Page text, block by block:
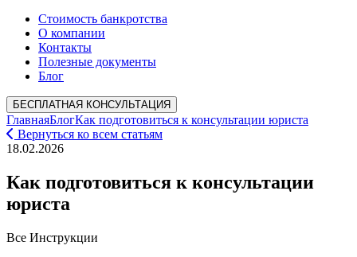
Стоимость банкротства
О компании
Контакты
Полезные документы
Блог
БЕСПЛАТНАЯ КОНСУЛЬТАЦИЯ
ГлавнаяБлогКак подготовиться к консультации юриста
Вернуться ко всем статьям
18.02.2026
Как подготовиться к консультации
юриста
Все Инструкции